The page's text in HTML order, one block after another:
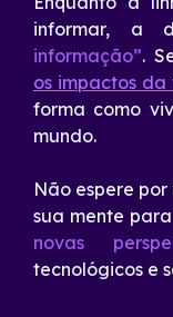
informar, a
informação”.
os impactos
forma como
mundo.
Não espere
sua mente para
novas
tecnológicos e